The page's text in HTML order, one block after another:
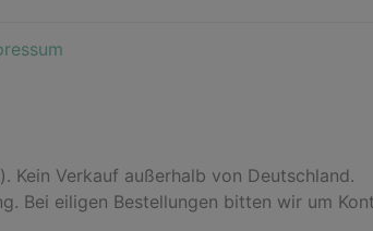
Kein Verkauf außerhalb von Deutschland.
Bei eiligen Bestellungen bitten wir um